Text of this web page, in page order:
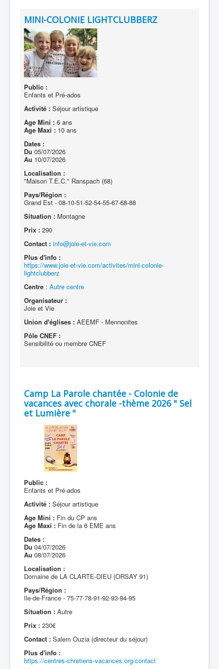
MINI-COLONIE LIGHTCLUBBERZ
Public :
Enfants et Pré-ados
Activité : Séjour artistique
Age Mini : 6 ans
Age Maxi : 10 ans
Dates :
Du 05/07/2026
Au 10/07/2026
Localisation :
"Maison T.E.C." Ranspach (68)
Pays/Région :
Grand Est - 08-10-51-52-54-55-67-68-88
Situation : Montagne
Prix : 290
Contact : info@joie-et-vie.com
Plus d'info :
https://www.joie-et-vie.com/activites/mini-colonie-
lightclubberz
Centre : Autre centre
Organisateur :
Joie et Vie
Union d'églises : AEEMF - Mennonites
Pôle CNEF :
Sensibilité ou membre CNEF
Camp La Parole chantée - Colonie de
vacances avec chorale -thème 2026 " Sel
et Lumière "
Public :
Enfants et Pré-ados
Activité : Séjour artistique
Age Mini : Fin du CP ans
Age Maxi : Fin de la 6 EME ans
Dates :
Du 04/07/2026
Au 08/07/2026
Localisation :
Domaine de LA CLARTE-DIEU (ORSAY 91)
Pays/Région :
Ile-de-France - 75-77-78-91-92-93-94-95
Situation : Autre
Prix : 230€
Contact : Salem Ouzia (directeur du séjour)
Plus d'info :
https://centres-chretiens-vacances.org/contact